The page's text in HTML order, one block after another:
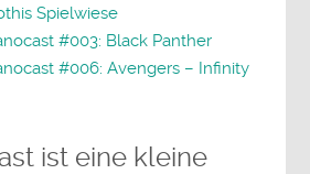
Spielwiese
#003: Black Panther
#006: Avengers – Infinity
ist eine kleine